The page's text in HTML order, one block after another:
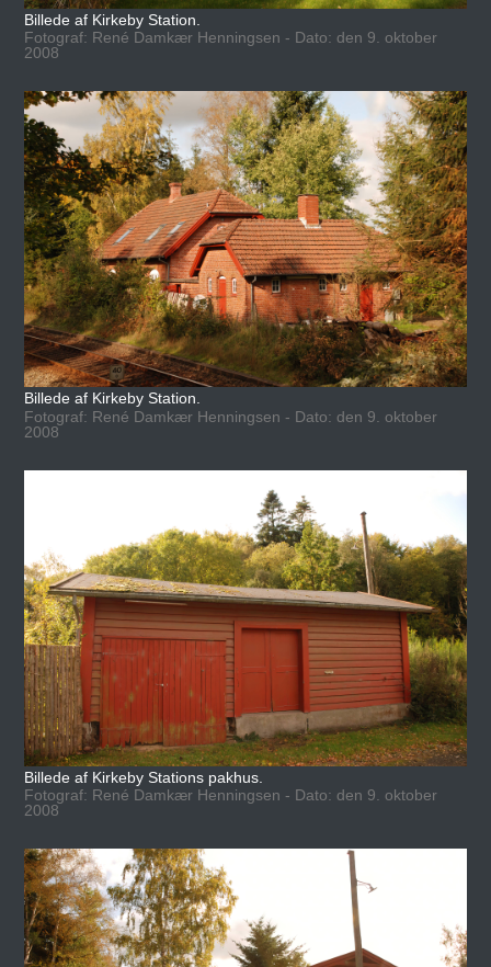
Billede af Kirkeby Station.
Fotograf: René Damkær Henningsen - Dato: den 9. oktober
2008
Billede af Kirkeby Station.
Fotograf: René Damkær Henningsen - Dato: den 9. oktober
2008
Billede af Kirkeby Stations pakhus.
Fotograf: René Damkær Henningsen - Dato: den 9. oktober
2008